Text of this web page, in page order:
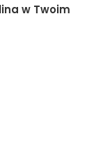
w Twoim